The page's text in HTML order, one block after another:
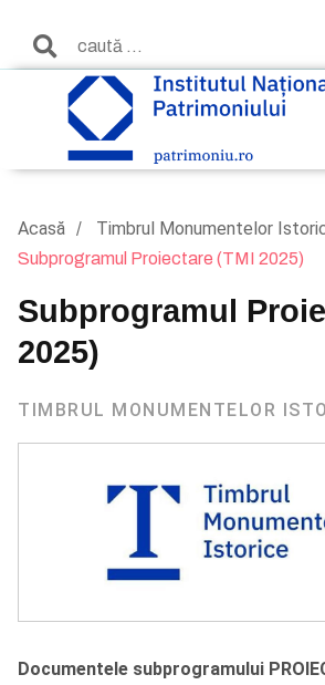
Acasă Timbrul Monumentelor
Subprogramul Proiectare (TMI 2025)
Subprogramul
2025)
TIMBRUL MONUMENTELOR
Documentele subprogramului